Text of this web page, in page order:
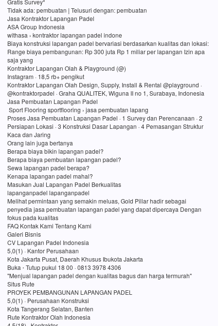
Gratis Survey*
Tidak ada: pembuatan ‎| Telusuri dengan: pembuatan
Jasa Kontraktor Lapangan Padel
ASA Group Indonesia
withasa › kontraktor lapangan padel indone
Biaya konstruksi lapangan padel bervariasi berdasarkan kualitas dan lokasi:
Range biaya pembangunan: Rp 300 juta Rp 1 miliar per lapangan Izin apa
saja yang
Kontraktor Lapangan Olah & Playground (@)
Instagram · 18,5 rb+ pengikut
Kontraktor Lapangan Olah Design, Supply, Install & Rental @playground ·
@kontraktorpadel · Graha QUALITEK, Wiguna II no 1, Surabaya, Indonesia
Jasa Pembuatan Lapangan Padel
Sport Flooring sportflooring › jasa pembuatan lapang
Proses Jasa Pembuatan Lapangan Padel · 1 Survey dan Perencanaan · 2
Persiapan Lokasi · 3 Konstruksi Dasar Lapangan · 4 Pemasangan Struktur
Kaca dan Jaring
Orang lain juga bertanya
Berapa biaya bikin lapangan padel?
Berapa biaya pembuatan lapangan padel?
Sewa lapangan padel berapa?
Kenapa lapangan padel mahal?
Masukan Jual Lapangan Padel Berkualitas
lapanganpadel lapanganpadel
Melihat permintaan yang semakin meluas, Gold Pillar hadir sebagai
penyedia jasa pembuatan lapangan padel yang dapat dipercaya Dengan
fokus pada kualitas
FAQ Kontak Kami Tentang Kami
Galeri Bisnis
CV Lapangan Padel Indonesia
5,0(1) · Kantor Perusahaan
Kota Jakarta Pusat, Daerah Khusus Ibukota Jakarta
Buka ⋅ Tutup pukul 18 00 · 0813 3978 4306
"Menjual lapangan padel dengan kualitas bagus dan harga termurah"
Situs Rute
PROYEK PEMBANGUNAN LAPANGAN PADEL
5,0(1) · Perusahaan Konstruksi
Kota Tangerang Selatan, Banten
Rute Kontraktor Olah Indonesia